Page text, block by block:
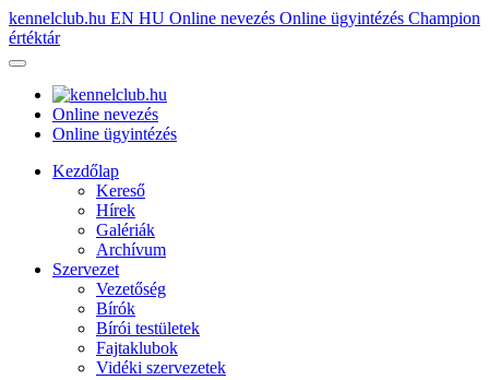
kennelclub.hu EN HU Online nevezés Online ügyintézés Champion
értéktár
Online nevezés
Online ügyintézés
Kezdőlap
Kereső
Hírek
Galériák
Archívum
Szervezet
Vezetőség
Bírók
Bírói testületek
Fajtaklubok
Vidéki szervezetek